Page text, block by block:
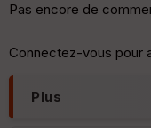
Pas encore de
Connectez-vous pour
Plus